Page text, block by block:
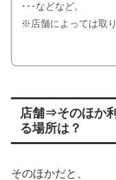
･･･などなど。
※店舗によっては取
店舗⇒そのほか
る場所は？
そのほかだと、